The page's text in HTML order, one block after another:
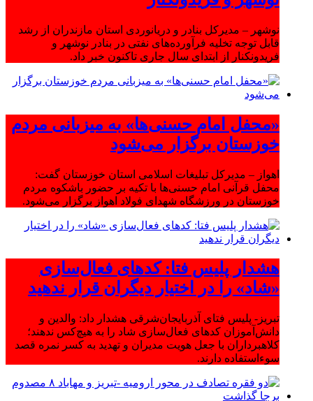
نوشهر – مدیرکل بنادر و دریانوردی استان مازندران از رشد
قابل توجه تخلیه فرآورده‌های نفتی در بنادر نوشهر و
فریدونکنار از ابتدای سال جاری تاکنون خبر داد.
«محفل امام حسنی‌ها» به میزبانی مردم
خوزستان برگزار می‌شود
اهواز – مدیرکل تبلیغات اسلامی استان خوزستان گفت:
محفل قرآنی امام حسنی‌ها با تکیه بر حضور باشکوه مردم
خوزستان در ورزشگاه شهدای فولاد اهواز برگزار می‌شود.
هشدار پلیس فتا: کدهای فعال‌سازی
«شاد» را در اختیار دیگران قرار ندهید
تبریز- پلیس فتای آذربایجان‌شرقی هشدار داد: والدین و
دانش‌آموزان کدهای فعال‌سازی شاد را به هیچ‌کس ندهند؛
کلاهبرداران با جعل هویت مدیران و تهدید به کسر نمره قصد
سوءاستفاده دارند.